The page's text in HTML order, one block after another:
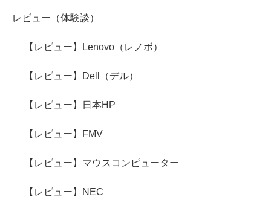
レビュー（体験談）
【レビュー】Lenovo（レノボ）
【レビュー】Dell（デル）
【レビュー】日本HP
【レビュー】FMV
【レビュー】マウスコンピューター
【レビュー】NEC